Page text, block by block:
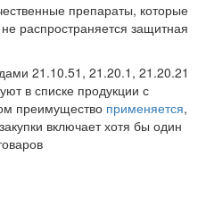
препараты, которые
распространяется защитная
21.10.51, 21.20.1, 21.20.21
в списке продукции с
преимущество применяется,
включает хотя бы один